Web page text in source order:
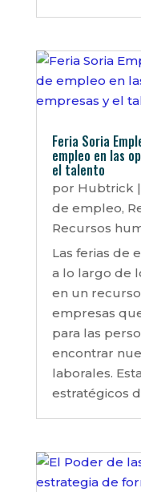
Feria Soria
empleo en las
el talento
por Hubtrick |
de empleo,
Recursos
Las ferias de
a lo largo de
en un
empresas
para las
encontrar
laborales.
estratégicos